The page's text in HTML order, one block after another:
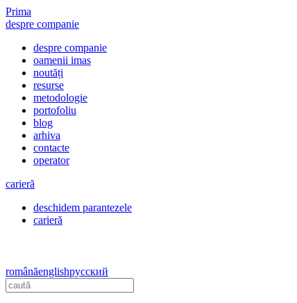
Prima
despre companie
despre companie
oamenii imas
noutăți
resurse
metodologie
portofoliu
blog
arhiva
contacte
operator
carieră
deschidem parantezele
carieră
românăenglishрусский